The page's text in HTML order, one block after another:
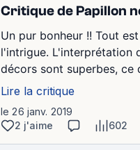
Critique de Papillon
Un pur bonheur !! Tout
l'intrigue. L'interprétation
décors sont superbes, ce
Lire la critique
le 26 janv. 2019
2 j'aime
602